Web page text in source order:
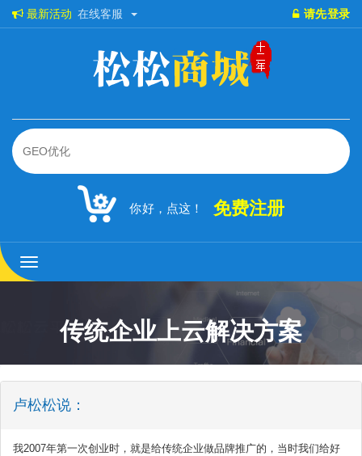
请先登录
最新活动 在线客服
你好，点这！ 免费注册
松
松
传统企业上云解决方案
卢松松说：
我2007年第一次创业时，就是给传统企业做品牌推广的，当时我们给好